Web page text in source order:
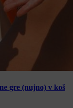
gre (nujno) v koš